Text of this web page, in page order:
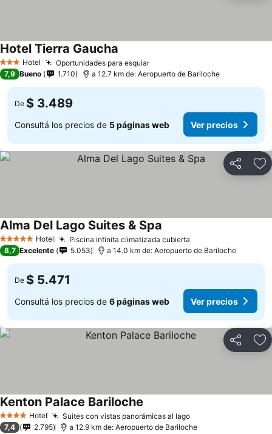
3 Estrellas
Hotel Oportunidades para esquiar
Hotel Tierra Gaucha
7,9 Bueno 1.710 a 12.7 km de: Aeropuerto de Bariloche
De $ 3.489
Consultá los precios de 5 páginas web Ver precios
Compartir
5 Estrellas Hotel Piscina infinita climatizada cubierta
Alma Del Lago Suites & Spa
8,7 Excelente 5.053 a 14.0 km de: Aeropuerto de Bariloche
De $ 5.471
Consultá los precios de 6 páginas web Ver precios
Compartir
4 EstrellasHotel Suites con vistas panorámicas al lago
Kenton Palace Bariloche
7,4 2.795 a 12.9 km de: Aeropuerto de Bariloche